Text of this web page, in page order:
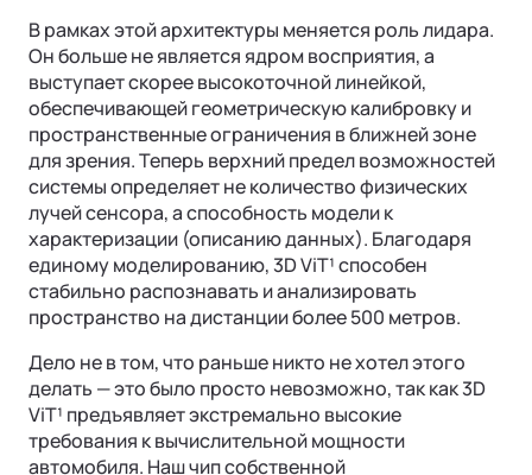
В рамках этой архитектуры меняется роль лидара.
Он больше не является ядром восприятия, а
выступает скорее высокоточной линейкой,
обеспечивающей геометрическую калибровку и
пространственные ограничения в ближней зоне
для зрения. Теперь верхний предел возможностей
системы определяет не количество физических
лучей сенсора, а способность модели к
характеризации (описанию данных). Благодаря
единому моделированию, 3D ViT¹ способен
стабильно распознавать и анализировать
пространство на дистанции более 500 метров.
Дело не в том, что раньше никто не хотел этого
делать — это было просто невозможно, так как 3D
ViT¹ предъявляет экстремально высокие
требования к вычислительной мощности
автомобиля. Наш чип собственной